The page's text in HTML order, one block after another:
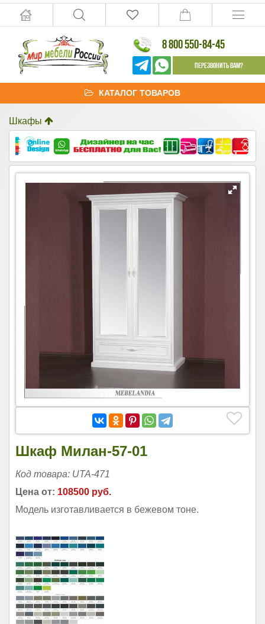
8 800 550-84-45
Перезвонить Вам?
КАТАЛОГ ТОВАРОВ
Шкафы
Шкаф Милан-57-01
Код товара: UTA-471
Цена от: 108500 руб.
Модель изготавливается в бежевом тоне.